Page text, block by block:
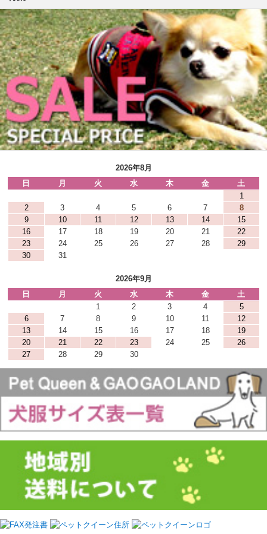
2026年8月
日
月 火 水 木 金
土
1
2
3 4 5 6 7
8
9
10 11 12 13 14
15
16
17 18 19 20 21
22
23
24 25 26 27 28
29
30
31
2026年9月
日
月 火 水 木 金
土
1
2 3 4
5
6
7 8 9 10 11
12
13
14 15 16 17 18
19
20
21 22 23 24 25
26
27
28 29 30